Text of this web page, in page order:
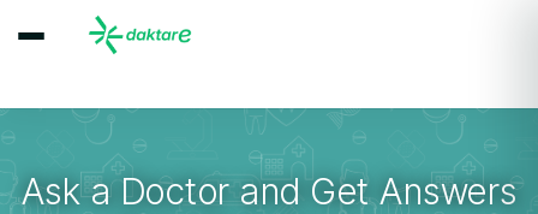
Ask a Doctor and Get Answers